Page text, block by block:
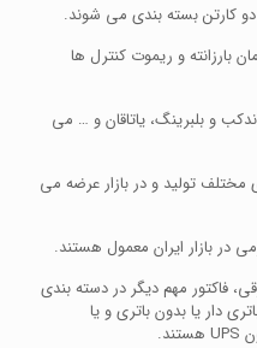
دو کارتن بسته بندی می شوند.
بارزانته و ریموت کنترل ها
پلیت، اندکب و بلبرینگ، یاتاقان و … می
مختلف تولید و در بازار عرضه می
فاکتور مهم دیگر در دسته بندی
دار یا بدون باتری و یا